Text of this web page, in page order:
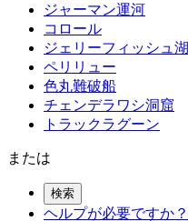
ジャーマン運河
コロール
ジェリーフィッシュ湖
ペリリュー
色丸難破船
チェンデラワシ洞窟
トラックラグーン
または
検索
ヘルプが必要ですか？